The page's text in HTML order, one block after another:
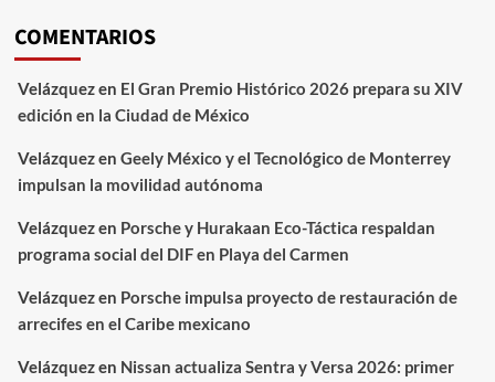
COMENTARIOS
Velázquezen El Gran Premio Histórico 2026 prepara su XIV
edición en la Ciudad de México
Velázquezen Geely México y el Tecnológico de Monterrey
impulsan la movilidad autónoma
Velázquezen Porsche y Hurakaan Eco-Táctica respaldan
programa social del DIF en Playa del Carmen
Velázquezen Porsche impulsa proyecto de restauración de
arrecifes en el Caribe mexicano
Velázquezen Nissan actualiza Sentra y Versa 2026: primer